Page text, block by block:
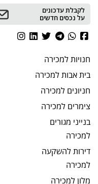
לקבלת עדכונים
על נכסים חדשים
חנויותלמכירה
בית אבותלמכירה
חניונים למכירה
צימרים למכירה
בנייני מגורים
למכירה
דירות להשקעה
למכירה
מלון למכירה